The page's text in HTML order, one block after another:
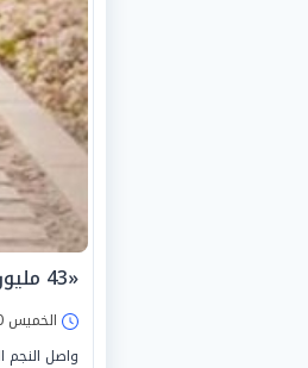
«43 مليون مشاهدة».. ألبوم «حبيتك» لـ عمرو دياب يكتسح المنصات الرقمية
الخميس 30/يوليو/2026 - 06:06 م
واصل النجم